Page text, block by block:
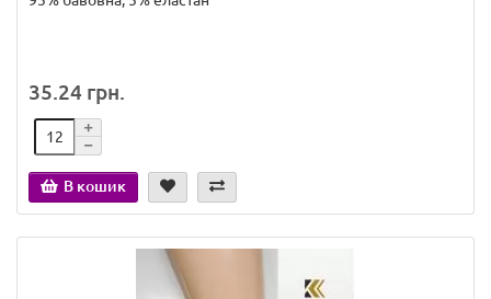
35.24 грн.
В кошик